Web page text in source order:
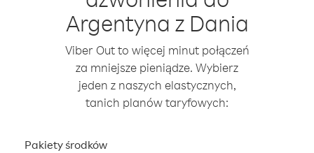
Argentyna z Dania
Viber Out to więcej minut połączeń
za mniejsze pieniądze. Wybierz
jeden z naszych elastycznych,
tanich planów taryfowych:
Pakiety środków